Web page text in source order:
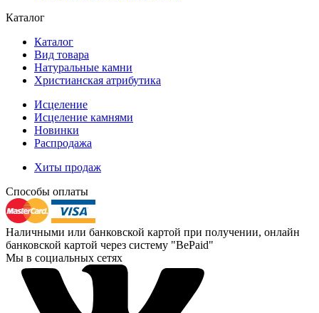
Каталог
Каталог
Вид товара
Натуральные камни
Христианская атрибутика
Исцеление
Исцеление камнями
Новинки
Распродажа
Хиты продаж
Способы оплаты
Наличными или банковской картой при получении, онлайн
банковской картой через систему "BePaid"
Мы в социальных сетях